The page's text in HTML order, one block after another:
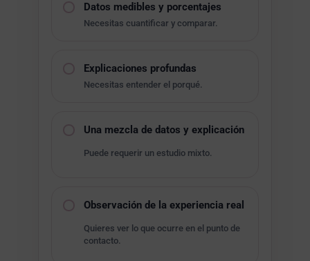
Datos medibles y porcentajes
Necesitas cuantificar y comparar.
Explicaciones profundas
Necesitas entender el porqué.
Una mezcla de datos y explicación
Puede requerir un estudio mixto.
Observación de la experiencia real
Quieres ver lo que ocurre en el punto de
contacto.